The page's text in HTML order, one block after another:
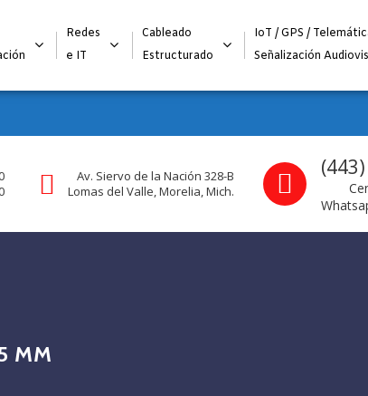
Redes
e IT
Cableado
Estructurado
IoT / GPS /
Señalización
Av. Siervo de la Nación 328-B
Lomas del Valle, Morelia, Mich.
MM